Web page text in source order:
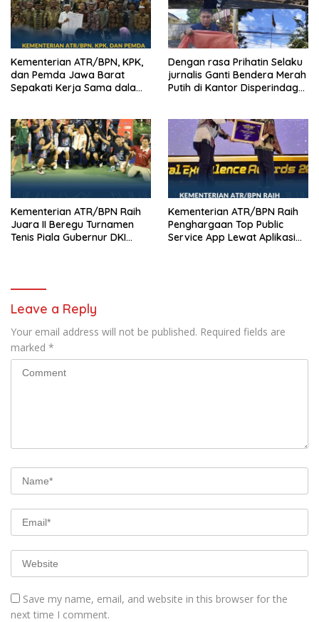
Kementerian ATR/BPN, KPK,
dan Pemda Jawa Barat
Sepakati Kerja Sama dalam
Daerah
Dengan rasa Prihatin Selaku
jurnalis Ganti Bendera Merah
Putih di Kantor Disperindag
Kementerian ATR/BPN Raih
Juara II Beregu Turnamen
Tenis Piala Gubernur DKI
Kementerian ATR/BPN Raih
Penghargaan Top Public
Service App Lewat Aplikasi
Leave a Reply
Your email address will not be published. Required fields are
marked *
Save my name, email, and website in this browser for the
next time I comment.